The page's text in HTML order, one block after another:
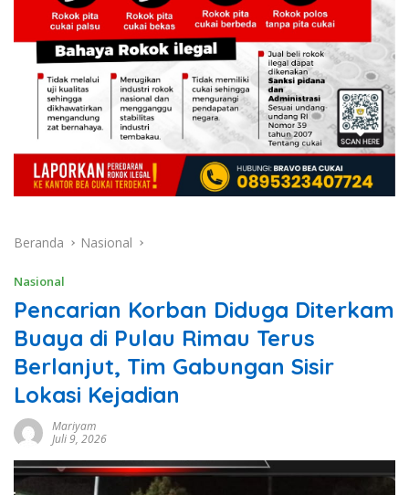
Beranda Nasional
Nasional
Pencarian Korban Diduga Diterkam
Buaya di Pulau Rimau Terus
Berlanjut, Tim Gabungan Sisir
Lokasi Kejadian
Mariyam
Juli 9, 2026